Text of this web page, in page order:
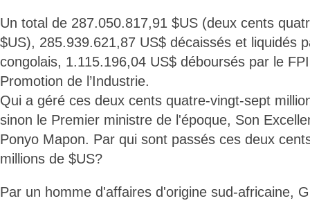
Un total de 287.050.817,91 $US (deux cents
$US), 285.939.621,87 US$ décaissés et liquidés
congolais, 1.115.196,04 US$ déboursés par le
Promotion de l’Industrie.
Qui a géré ces deux cents quatre-vingt-sept
sinon le Premier ministre de l'époque, Son
Ponyo Mapon. Par qui sont passés ces deux
millions de $US?
Par un homme d'affaires d'origine sud-africaine,